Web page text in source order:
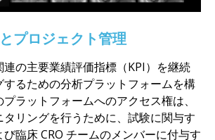
プロジェクト管理
の主要業績評価指標（KPI）を継続
するための分析プラットフォームを構
ラットフォームへのアクセス権は、
タリングを行うために、試験に関与す
臨床 CRO チームのメンバーに付与す